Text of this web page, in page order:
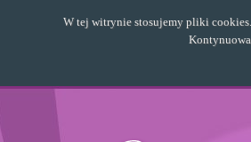
W tej witrynie stosujemy pliki